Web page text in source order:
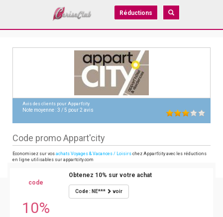
Réductions
Avis des clients pour Appart'city
Note moyenne :3 /5 pour2 avis
Code promo Appart'city
Economisez sur vos achats Voyages & Vacances / Loisirs chez Appart'city avec les réductions
en ligne utilisables sur appartcity.com
code
10%
Obtenez 10% sur votre achat
Code : NE*** voir